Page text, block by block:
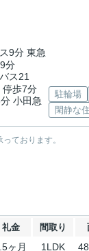
9分 東急
分
ス21
停歩7分
小田急
駐輪場
閑静な
ております。
礼金 間取り
ヶ月 1LDK